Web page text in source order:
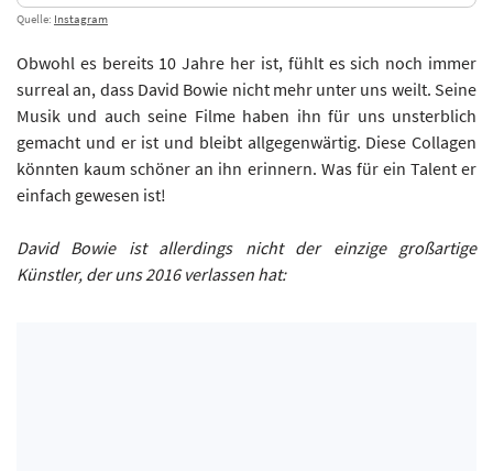
Quelle: Instagram
Obwohl es bereits 10 Jahre her ist, fühlt es sich noch immer
surreal an, dass David Bowie nicht mehr unter uns weilt. Seine
Musik und auch seine Filme haben ihn für uns unsterblich
gemacht und er ist und bleibt allgegenwärtig. Diese Collagen
könnten kaum schöner an ihn erinnern. Was für ein Talent er
einfach gewesen ist!
David Bowie ist allerdings nicht der einzige großartige
Künstler, der uns 2016 verlassen hat: